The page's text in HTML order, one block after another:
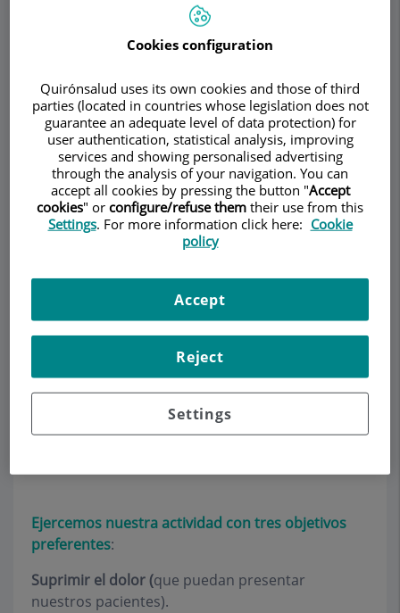
DescripcióServeis ContacteHorari
Demanar Cita
Descripció
Tratamientos personalizados para cada
En nuestra clínica ofrecemos una amplia gama de
tratamientos diseñados para cubrir todas tus
necesidades dentales —desde la prevención
enfoque personalizado y tecnología de
vanguardia, te brindamos soluciones que se
adaptan a tu realidad y tus objetivos. Descubre
cómo podemos ayudarte a lograr una sonrisa
Ejercemos nuestra actividad con tres objetivos
preferentes:
Suprimir el dolor (que puedan presentar
nuestros pacientes).
Cookies configuration
Quirónsalud uses its own cookies and those of third
parties (located in countries whose legislation does not
guarantee an adequate level of data protection) for
user authentication, statistical analysis, improving
services and showing personalised advertising
through the analysis of your navigation. You can
accept all cookies by pressing the button "Accept
cookies" or configure/refuse them their use from this
Settings. For more information click here: Cookie
policy
Settings
Reject
Accept